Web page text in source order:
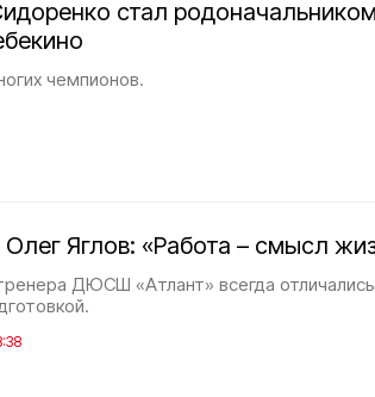
стал
чемпионов.
Яглов: «Работа – смысл
ДЮСШ «Атлант» всегда